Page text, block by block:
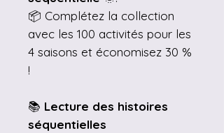
📦 Complétez la collection
avec les 100 activités pour les
4 saisons et économisez 30 %
!
📚 Lecture des histoires
séquentielles